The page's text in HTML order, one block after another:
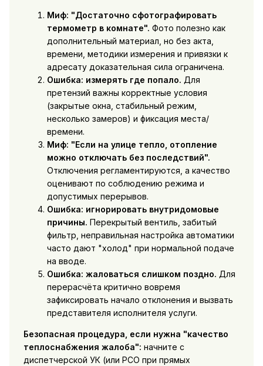
Миф: "Достаточно сфотографировать
термометр в комнате". Фото полезно как
дополнительный материал, но без акта,
времени, методики измерения и привязки к
адресату доказательная сила ограничена.
Ошибка: измерять где попало. Для
претензий важны корректные условия
(закрытые окна, стабильный режим,
несколько замеров) и фиксация места/
времени.
Миф: "Если на улице тепло, отопление
можно отключать без последствий".
Отключения регламентируются, а качество
оценивают по соблюдению режима и
допустимых перерывов.
Ошибка: игнорировать внутридомовые
причины. Перекрытый вентиль, забитый
фильтр, неправильная настройка автоматики
часто дают "холод" при нормальной подаче
на вводе.
Ошибка: жаловаться слишком поздно. Для
перерасчёта критично вовремя
зафиксировать начало отклонения и вызвать
представителя исполнителя услуги.
Безопасная процедура, если нужна "качество
теплоснабжения жалоба": начните с
диспетчерской УК (или РСО при прямых